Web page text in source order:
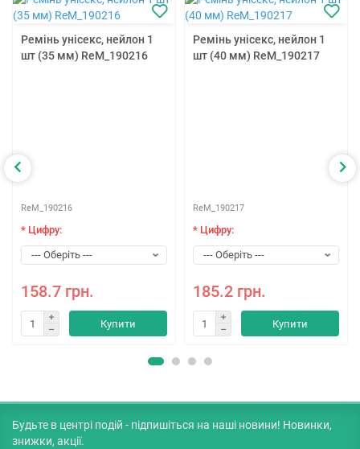
Ремінь унісекс, нейлон 1
шт (35 мм) ReM_190216
ReM_190216
* Цифру:
158.7 грн.
Купити
Ремінь унісекс, нейлон 1
шт (40 мм) ReM_190217
ReM_190217
* Цифру:
185.2 грн.
Купити
Будьте в центрі подій - підпишіться на наші новини! Новинки,
знижки, акції.